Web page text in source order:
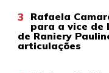
3 Rafaela
para a vice de
de Raniery
articulações